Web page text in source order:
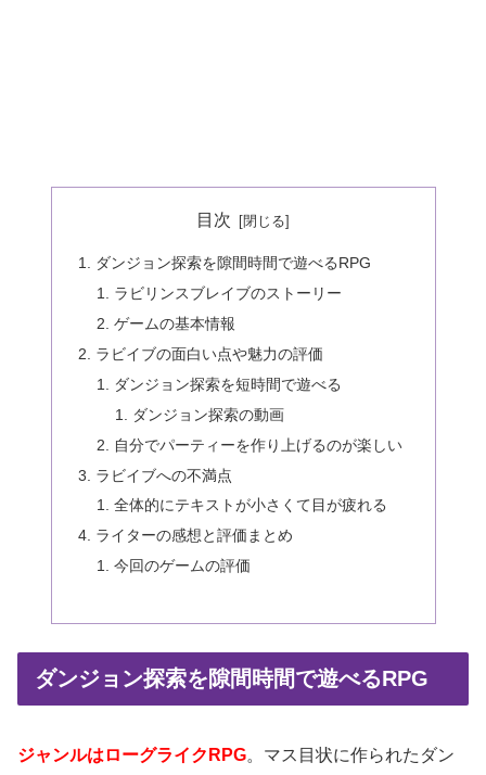
目次
ダンジョン探索を隙間時間で遊べるRPG
ラビリンスブレイブのストーリー
ゲームの基本情報
ラビイブの面白い点や魅力の評価
ダンジョン探索を短時間で遊べる
ダンジョン探索の動画
自分でパーティーを作り上げるのが楽しい
ラビイブへの不満点
全体的にテキストが小さくて目が疲れる
ライターの感想と評価まとめ
今回のゲームの評価
ダンジョン探索を隙間時間で遊べるRPG
ジャンルはローグライクRPG。マス目状に作られたダン